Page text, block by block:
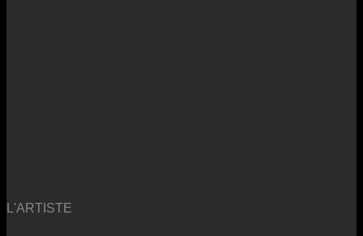
L'ARTISTE